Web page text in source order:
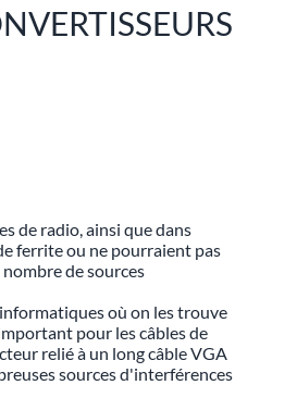
de radio, ainsi que dans
ferrite ou ne pourraient pas
de sources
où on les trouve
pour les câbles de
relié à un long câble VGA
sources d'interférences